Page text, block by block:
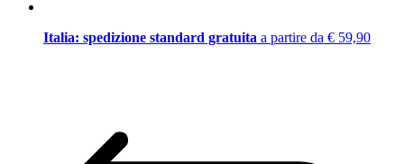
Italia: spedizione standard gratuita a partire da € 59,90